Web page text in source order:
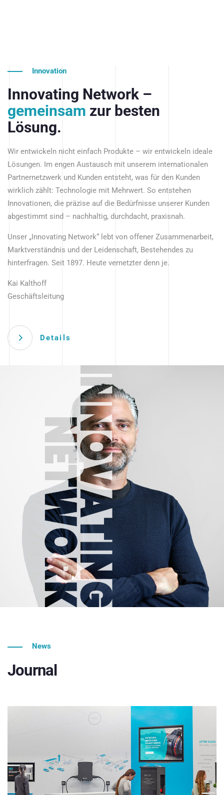
Innovation
Innovating Network –
gemeinsam zur besten
Lösung.
Wir entwickeln nicht einfach Produkte – wir entwickeln ideale
Lösungen. Im engen Austausch mit unserem internationalen
Partnernetzwerk und Kunden entsteht, was für den Kunden
wirklich zählt: Technologie mit Mehrwert. So entstehen
Innovationen, die präzise auf die Bedürfnisse unserer Kunden
abgestimmt sind – nachhaltig, durchdacht, praxisnah.
Unser „Innovating Network“ lebt von offener Zusammenarbeit,
Marktverständnis und der Leidenschaft, Bestehendes zu
hinterfragen. Seit 1897. Heute vernetzter denn je.
Kai Kalthoff
Geschäftsleitung
Details
News
Journal